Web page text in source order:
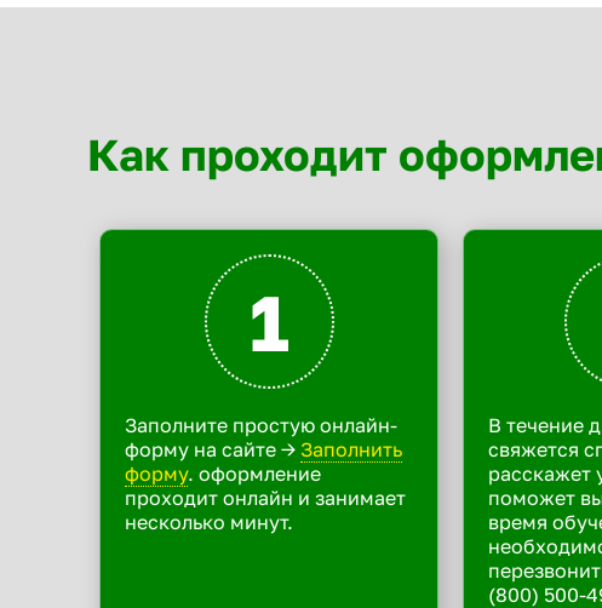
Как проходит
1
Заполните простую онлайн-
форму на сайте -> Заполнить
форму. оформление
проходит онлайн и занимает
несколько минут.
В течение
свяжется
расскажет
поможет
время
(800) 500-